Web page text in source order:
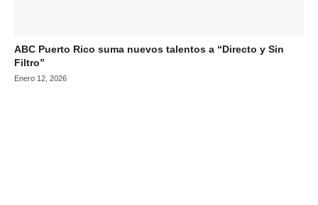
ABC Puerto Rico suma nuevos talentos a “Directo y Sin
Filtro”
Enero 12, 2026